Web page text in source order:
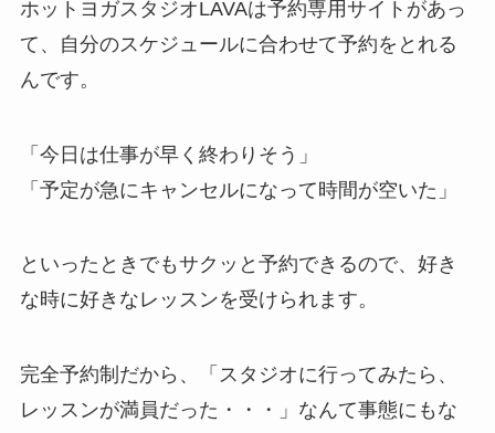
ホットヨガスタジオLAVAは予約専用サイトがあっ
て、自分のスケジュールに合わせて予約をとれる
んです。
「今日は仕事が早く終わりそう」
「予定が急にキャンセルになって時間が空いた」
といったときでもサクッと予約できるので、好き
な時に好きなレッスンを受けられます。
完全予約制だから、
「スタジオに行ってみたら、
レッスンが満員だった・・・」 なんて事態にもな